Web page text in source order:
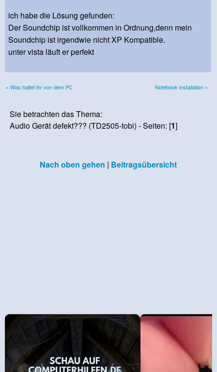
ich habe die Lösung gefunden:
Der Soundchip ist vollkommen in Ordnung,denn mein
Soundchip ist irgendwie nicht XP Kompatible.
unter vista läuft er perfekt
« Was haltet ihr von dem PC Notebook installation »
Sie betrachten das Thema:
Audio Gerät defekt??? (TD2505-tobi) - Seiten: [1]
Nach oben gehen | Beitragsübersicht